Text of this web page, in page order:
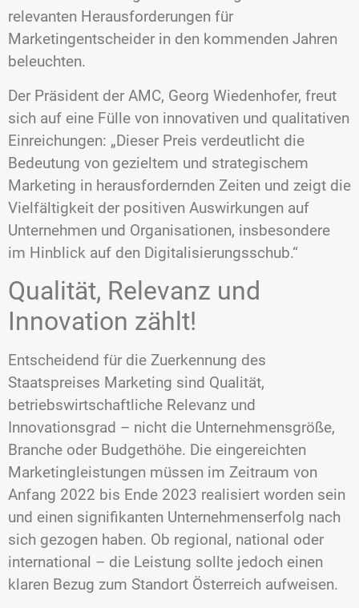
relevanten Herausforderungen für
Marketingentscheider in den kommenden Jahren
beleuchten.
Der Präsident der AMC, Georg Wiedenhofer, freut
sich auf eine Fülle von innovativen und qualitativen
Einreichungen: „Dieser Preis verdeutlicht die
Bedeutung von gezieltem und strategischem
Marketing in herausfordernden Zeiten und zeigt die
Vielfältigkeit der positiven Auswirkungen auf
Unternehmen und Organisationen, insbesondere
im Hinblick auf den Digitalisierungsschub.“
Qualität, Relevanz und
Innovation zählt!
Entscheidend für die Zuerkennung des
Staatspreises Marketing sind Qualität,
betriebswirtschaftliche Relevanz und
Innovationsgrad – nicht die Unternehmensgröße,
Branche oder Budgethöhe. Die eingereichten
Marketingleistungen müssen im Zeitraum von
Anfang 2022 bis Ende 2023 realisiert worden sein
und einen signifikanten Unternehmenserfolg nach
sich gezogen haben. Ob regional, national oder
international – die Leistung sollte jedoch einen
klaren Bezug zum Standort Österreich aufweisen.